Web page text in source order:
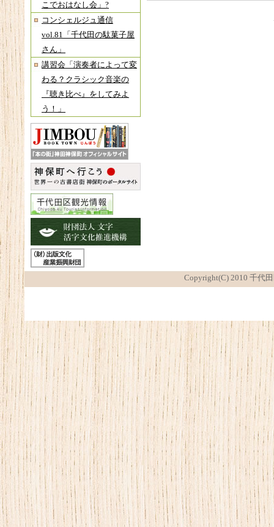
こでおはなし会」?
コンシェルジュ通信
vol.81「千代田の駄菓子屋
さん」
講習会「演奏者によって変
わる？クラシック音楽の
『聴き比べ』をしてみよ
う！」
Copyright(C) 2010 千代